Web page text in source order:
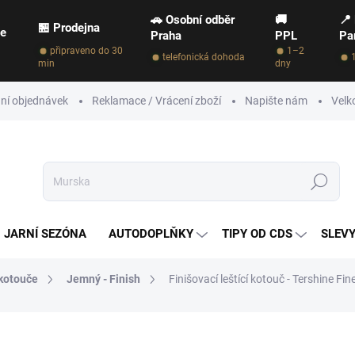
🏪 Prodejna
🚗 Osobní odběr
Praha
🚚
PPL
📍
připraveno do 30
min
telefonická dohoda
1–2
dny
objednávek Reklamace / Vrácení zboží Napište nám
Hledat
JARNÍ SEZÓNA AUTODOPLŇKY TIPY OD CDS
Jemný - Finish Finišovací leštící kotouč - Tershine